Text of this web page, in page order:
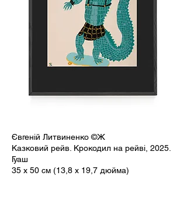
Євгеній Литвиненко ©Ж
Казковий рейв. Крокодил на рейві, 2025.
Гуаш
35 x 50 см (13,8 x 19,7 дюйма)